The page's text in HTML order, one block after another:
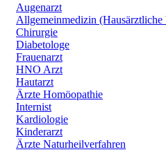
Augenarzt
Allgemeinmedizin (Hausärztliche
Chirurgie
Diabetologe
Frauenarzt
HNO Arzt
Hautarzt
Ärzte Homöopathie
Internist
Kardiologie
Kinderarzt
Ärzte Naturheilverfahren